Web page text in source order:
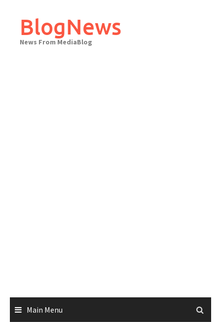
contentBlogNews
News From MediaBlog
Main Menu